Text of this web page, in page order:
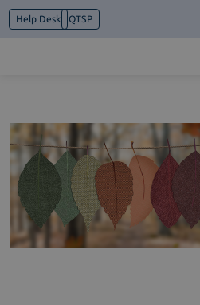
Help Desk QTSP
Cosa facciamo
Piattaforme
Industry
News e Media
Contattaci